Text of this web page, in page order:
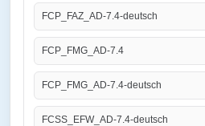
FCP_FAZ_AD-7.4-deutsch
FCP_FMG_AD-7.4
FCP_FMG_AD-7.4-deutsch
FCSS_EFW_AD-7.4-deutsch